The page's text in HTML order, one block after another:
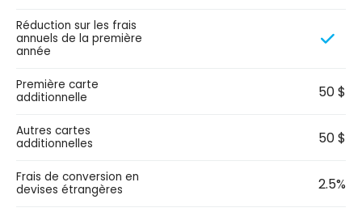
Réduction sur les frais
annuels de la première
année
Première carte
additionnelle
50 $
Autres cartes
additionnelles
50 $
Frais de conversion en
devises étrangères
2.5%